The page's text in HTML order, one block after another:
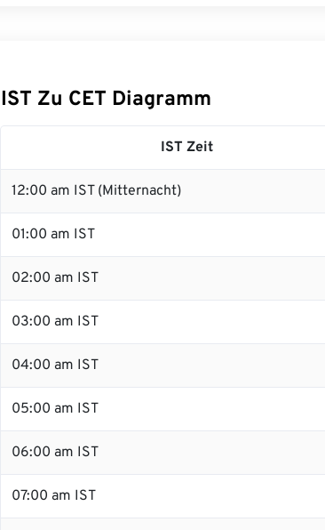
IST Zu CET Diagramm
IST Zeit
12:00 am IST (Mitternacht)
01:00 am IST
02:00 am IST
03:00 am IST
04:00 am IST
05:00 am IST
06:00 am IST
07:00 am IST